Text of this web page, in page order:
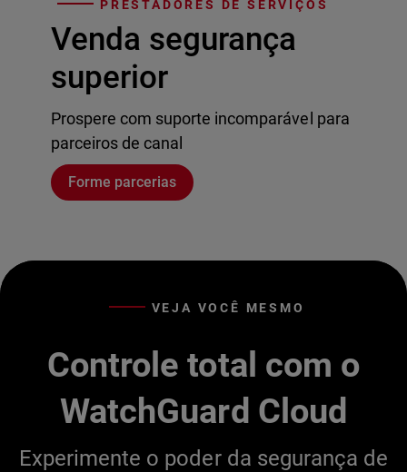
PRESTADORES DE SERVIÇOS
Venda segurança
superior
Prospere com suporte incomparável para
parceiros de canal
Forme parcerias
VEJA VOCÊ MESMO
Controle total com o
WatchGuard Cloud
Experimente o poder da segurança de